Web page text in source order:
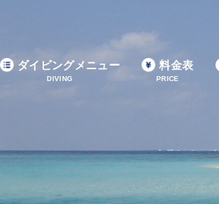
ダイビングメニュー
DIVING
料金表
PRICE